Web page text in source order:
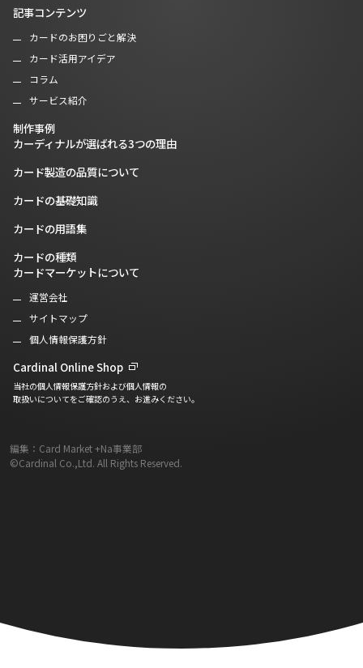
記事コンテンツ
カードのお困りごと解決
カード活用アイデア
コラム
サービス紹介
制作事例
カーディナルが選ばれる3つの理由
カード製造の品質について
カードの基礎知識
カードの用語集
カードの種類
カードマーケットについて
運営会社
サイトマップ
個人情報保護方針
Cardinal Online Shop
当社の個人情報保護方針および個人情報の
取扱いについてをご確認のうえ、お進みください。
編集：Card Market +Na事業部
©Cardinal Co.,Ltd. All Rights Reserved.